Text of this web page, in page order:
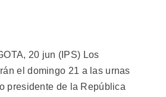
20 jun (IPS) Los
el domingo 21 a las urnas
presidente de la República